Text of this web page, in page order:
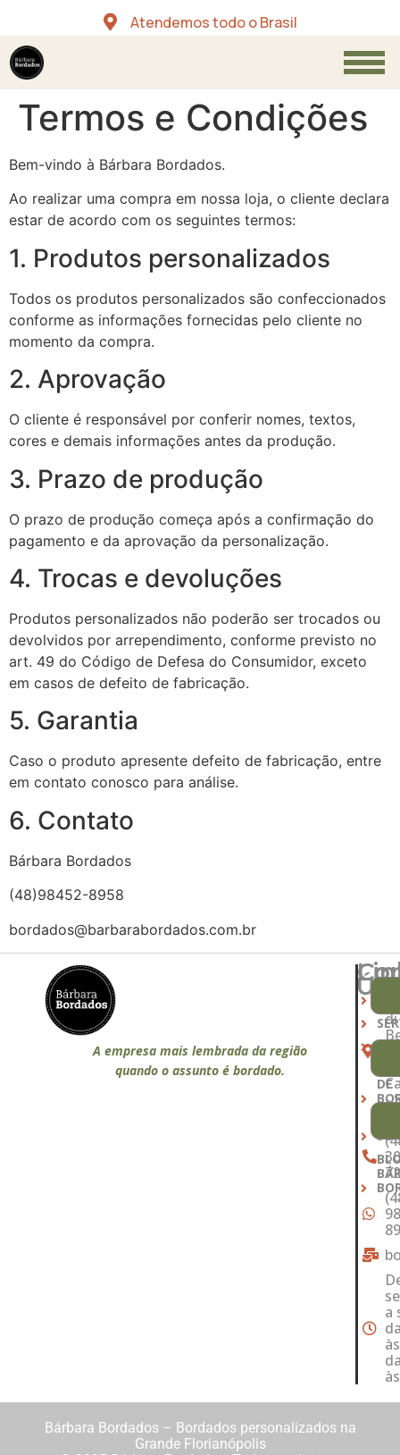
Atendemos todo o Brasil
Termos e Condições
Bem-vindo à Bárbara Bordados.
Ao realizar uma compra em nossa loja, o cliente declara
estar de acordo com os seguintes termos:
1. Produtos personalizados
Todos os produtos personalizados são confeccionados
conforme as informações fornecidas pelo cliente no
momento da compra.
2. Aprovação
O cliente é responsável por conferir nomes, textos,
cores e demais informações antes da produção.
3. Prazo de produção
O prazo de produção começa após a confirmação do
pagamento e da aprovação da personalização.
4. Trocas e devoluções
Produtos personalizados não poderão ser trocados ou
devolvidos por arrependimento, conforme previsto no
art. 49 do Código de Defesa do Consumidor, exceto
em casos de defeito de fabricação.
5. Garantia
Caso o produto apresente defeito de fabricação, entre
em contato conosco para análise.
6. Contato
Bárbara Bordados
(48)98452-8958
bordados@barbarabordados.com.br
A empresa mais lembrada da região
quando o assunto é bordado.
DE
di
-
a
Bárbara Bordados – Bordados personalizados na
Grande Florianópolis